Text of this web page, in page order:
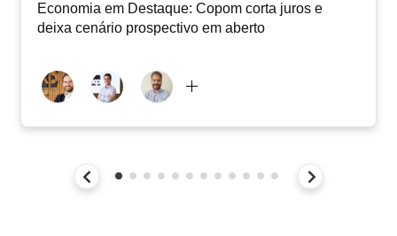
Economia em Destaque: Copom corta juros e
deixa cenário prospectivo em aberto